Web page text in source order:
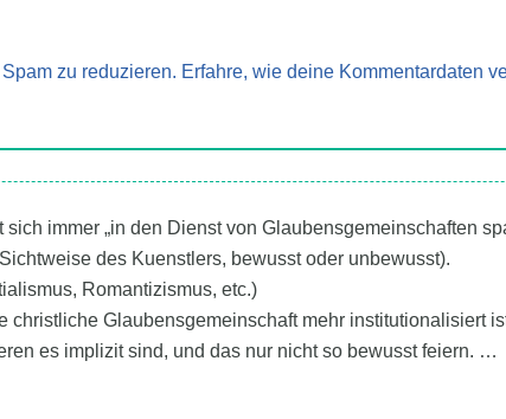
zu reduzieren. Erfahre, wie deine Kommentardaten
immer „in den Dienst von Glaubensgemeinschaften
des Kuenstlers, bewusst oder unbewusst).
Romantizismus, etc.)
christliche Glaubensgemeinschaft mehr institutionalisiert
es implizit sind, und das nur nicht so bewusst feiern. …